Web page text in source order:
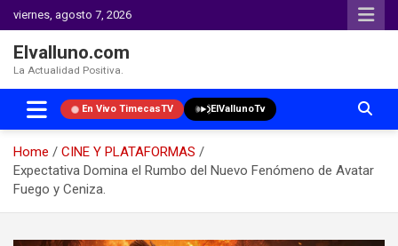
viernes, agosto 7, 2026
Elvalluno.com
La Actualidad Positiva.
En Vivo TimecasTV ElVallunoTv
Home
CINE Y PLATAFORMAS
Expectativa Domina el Rumbo del Nuevo Fenómeno de Avatar
Fuego y Ceniza.